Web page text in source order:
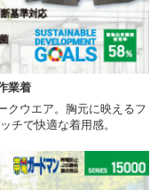
業着
クウエア。胸元に映えるフ
チで快適な着用感。